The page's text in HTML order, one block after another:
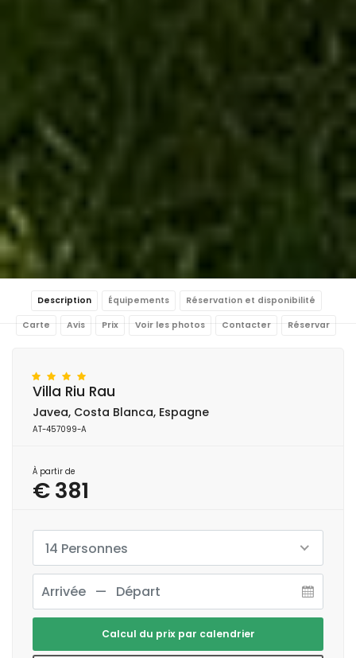
Description Équipements Réservation et disponibilité
Carte Avis Prix Voir les photos Contacter Réservar
Villa Riu Rau
Javea, Costa Blanca, Espagne
AT-457099-A
À partir de
€ 381
14 Personnes
Calcul du prix par calendrier